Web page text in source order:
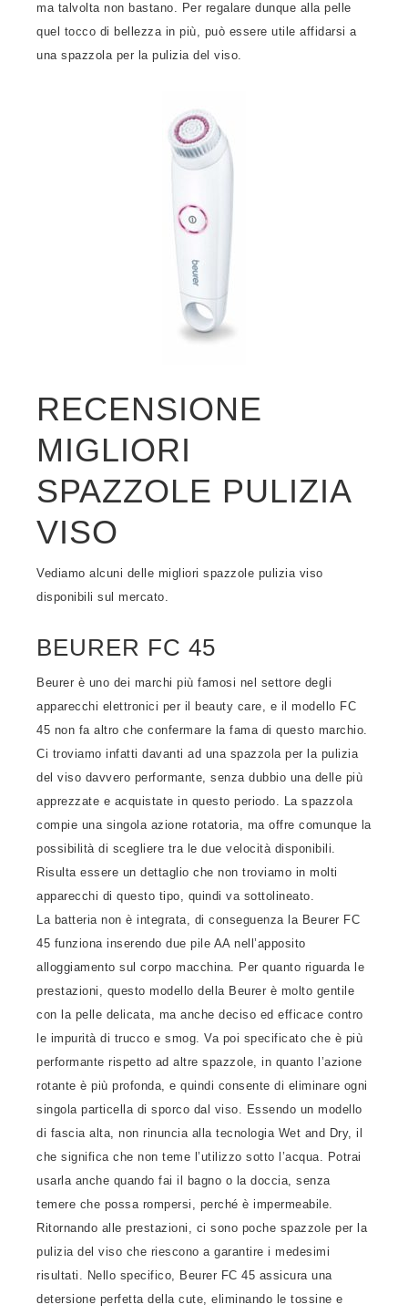
ma talvolta non bastano. Per regalare dunque alla pelle
quel tocco di bellezza in più, può essere utile affidarsi a
una spazzola per la pulizia del viso.
RECENSIONE
MIGLIORI
SPAZZOLE PULIZIA
VISO
Vediamo alcuni delle migliori spazzole pulizia viso
disponibili sul mercato.
BEURER FC 45
Beurer è uno dei marchi più famosi nel settore degli
apparecchi elettronici per il beauty care, e il modello FC
45 non fa altro che confermare la fama di questo marchio.
Ci troviamo infatti davanti ad una spazzola per la pulizia
del viso davvero performante, senza dubbio una delle più
apprezzate e acquistate in questo periodo. La spazzola
compie una singola azione rotatoria, ma offre comunque la
possibilità di scegliere tra le due velocità disponibili.
Risulta essere un dettaglio che non troviamo in molti
apparecchi di questo tipo, quindi va sottolineato.
La batteria non è integrata, di conseguenza la Beurer FC
45 funziona inserendo due pile AA nell’apposito
alloggiamento sul corpo macchina. Per quanto riguarda le
prestazioni, questo modello della Beurer è molto gentile
con la pelle delicata, ma anche deciso ed efficace contro
le impurità di trucco e smog. Va poi specificato che è più
performante rispetto ad altre spazzole, in quanto l’azione
rotante è più profonda, e quindi consente di eliminare ogni
singola particella di sporco dal viso. Essendo un modello
di fascia alta, non rinuncia alla tecnologia Wet and Dry, il
che significa che non teme l’utilizzo sotto l’acqua. Potrai
usarla anche quando fai il bagno o la doccia, senza
temere che possa rompersi, perché è impermeabile.
Ritornando alle prestazioni, ci sono poche spazzole per la
pulizia del viso che riescono a garantire i medesimi
risultati. Nello specifico, Beurer FC 45 assicura una
detersione perfetta della cute, eliminando le tossine e